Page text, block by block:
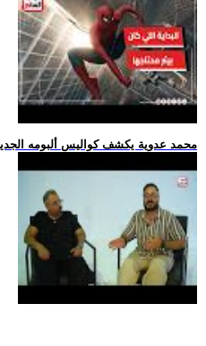
.. محمد عدوية يكشف كواليس ألبومه